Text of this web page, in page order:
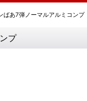
ばあ7弾ノーマルアルミコンプ
プ